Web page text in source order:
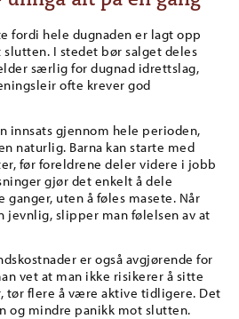
fordi hele dugnaden er lagt opp
I stedet bør salget deles
særlig for dugnad idrettslag,
ofte krever god
innsats gjennom hele perioden,
naturlig. Barna kan starte med
før foreldrene deler videre i jobb
gjør det enkelt å dele
uten å føles masete. Når
slipper man følelsen av at
er også avgjørende for
vet at man ikke risikerer å sitte
tør flere å være aktive tidligere. Det
og mindre panikk mot slutten.